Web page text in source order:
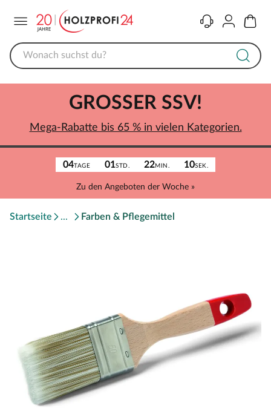
KontaktKonto
04TAGE 01STD. 22MIN. 10SEK.
Zu den Angeboten der Woche »
GROSSER SSV!
Mega-Rabatte bis 65 % in vielen Kategorien.
Startseite Farben & Pflegemittel